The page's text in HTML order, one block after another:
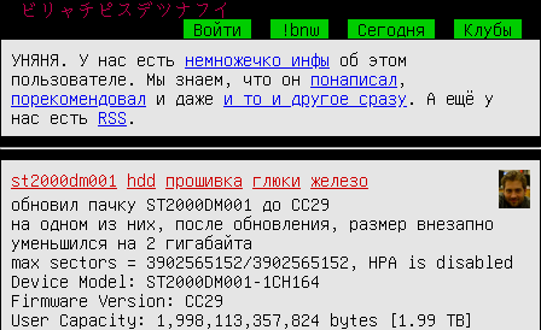
ビリャチピスデツナフイ
Войти
!bnw Сегодня
Клубы
УНЯНЯ. У нас есть немножечко инфы об этом
пользователе. Мы знаем, что он понаписал
порекомендовал и даже и то и другое сразу . А ещё у
нас есть RSS
st2000dm001 hdd прошивка глюки
железо
обновил пачку ST2000DM001 до СС29
на одном из них, после обновления, размер внезапно
уменьшился на 2 гигабайта
max sectors = 3902565152/3902565152, HPA is disabled
Device Model: ST2000DM001-1CH164
Firmware Version: CC29
User Capacity: 1,998,113,357,824 bytes [1.99 TB]